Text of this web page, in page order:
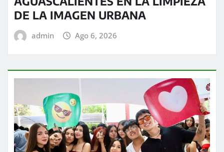
DE LA IMAGEN URBANA
admin Ago 6, 2026